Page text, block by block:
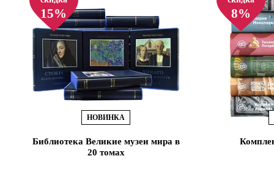
15%
НОВИНКА
Библиотека Великие музеи мира в
20 томах
8%